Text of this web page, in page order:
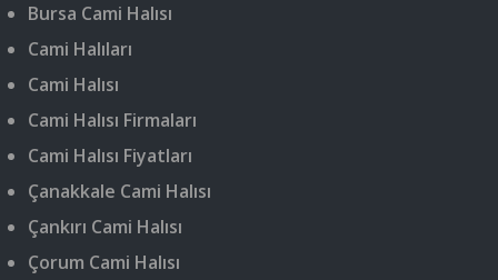
Bursa Cami Halısı
Cami Halıları
Cami Halısı
Cami Halısı Firmaları
Cami Halısı Fiyatları
Çanakkale Cami Halısı
Çankırı Cami Halısı
Çorum Cami Halısı